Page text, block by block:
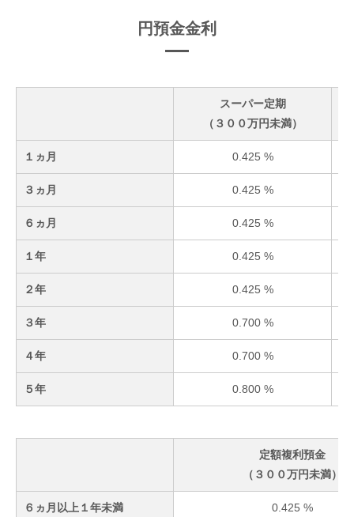
円預金金利
スーパー定期
（３００万円未満）
１ヵ月 0.425 %
３ヵ月 0.425 %
６ヵ月 0.425 %
１年 0.425 %
２年 0.425 %
３年 0.700 %
４年 0.700 %
５年 0.800 %
定額複利預金
（３００万円未満）
６ヵ月以上１年未満 0.425 %